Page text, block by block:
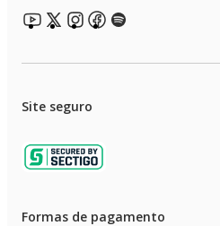
Site seguro
Formas de pagamento